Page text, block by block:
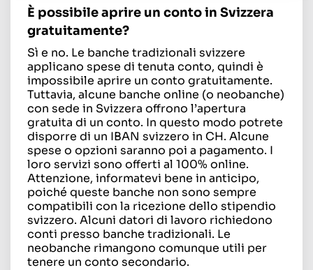
È possibile aprire un conto in Svizzera
gratuitamente?
Sì e no. Le banche tradizionali svizzere
applicano spese di tenuta conto, quindi è
impossibile aprire un conto gratuitamente.
Tuttavia, alcune banche online (o neobanche)
con sede in Svizzera offrono l’apertura
gratuita di un conto. In questo modo potrete
disporre di un IBAN svizzero in CH. Alcune
spese o opzioni saranno poi a pagamento. I
loro servizi sono offerti al 100% online.
Attenzione, informatevi bene in anticipo,
poiché queste banche non sono sempre
compatibili con la ricezione dello stipendio
svizzero. Alcuni datori di lavoro richiedono
conti presso banche tradizionali. Le
neobanche rimangono comunque utili per
tenere un conto secondario.